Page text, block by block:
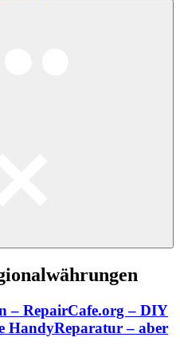
– RepairCafe.org – DIY
HandyReparatur – aber